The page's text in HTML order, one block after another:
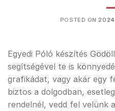
POSTED ON
Egyedi Póló készítés
segítségével te is
grafikádat, vagy akár egy
biztos a dolgodban,
rendelnél, vedd fel velünk